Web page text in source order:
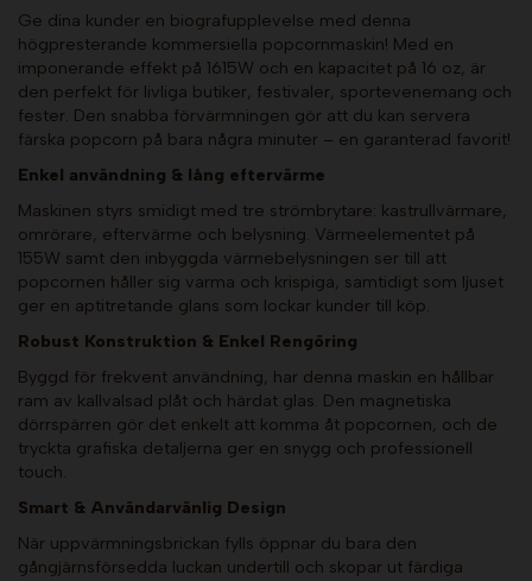
Ge dina kunder en biografupplevelse med denna
högpresterande kommersiella popcornmaskin! Med en
imponerande effekt på 1615W och en kapacitet på 16 oz, är
den perfekt för livliga butiker, festivaler, sportevenemang och
fester. Den snabba förvärmningen gör att du kan servera
färska popcorn på bara några minuter – en garanterad favorit!
Enkel användning & lång eftervärme
Maskinen styrs smidigt med tre strömbrytare: kastrullvärmare,
omrörare, eftervärme och belysning. Värmeelementet på
155W samt den inbyggda värmebelysningen ser till att
popcornen håller sig varma och krispiga, samtidigt som ljuset
ger en aptitretande glans som lockar kunder till köp.
Robust Konstruktion & Enkel Rengöring
Byggd för frekvent användning, har denna maskin en hållbar
ram av kallvalsad plåt och härdat glas. Den magnetiska
dörrspärren gör det enkelt att komma åt popcornen, och de
tryckta grafiska detaljerna ger en snygg och professionell
touch.
Smart & Användarvänlig Design
När uppvärmningsbrickan fylls öppnar du bara den
gångjärnsförsedda luckan undertill och skopar ut färdiga